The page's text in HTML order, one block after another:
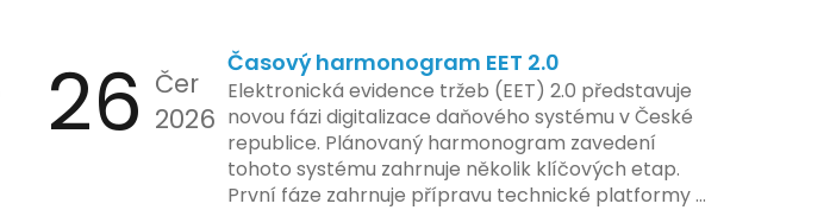
zavedení nového systému.
26 Čer
2026
Časový harmonogram EET 2.0
Elektronická evidence tržeb (EET) 2.0 představuje
novou fázi digitalizace daňového systému v České
republice. Plánovaný harmonogram zavedení
tohoto systému zahrnuje několik klíčových etap.
První fáze zahrnuje přípravu technické platformy a